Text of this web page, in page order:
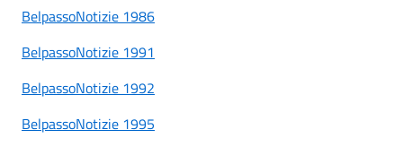
BelpassoNotizie 1986
BelpassoNotizie 1991
BelpassoNotizie 1992
BelpassoNotizie 1995